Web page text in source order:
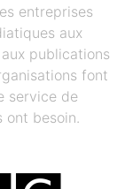
entreprises
aux
publications
font
service de
ont besoin.